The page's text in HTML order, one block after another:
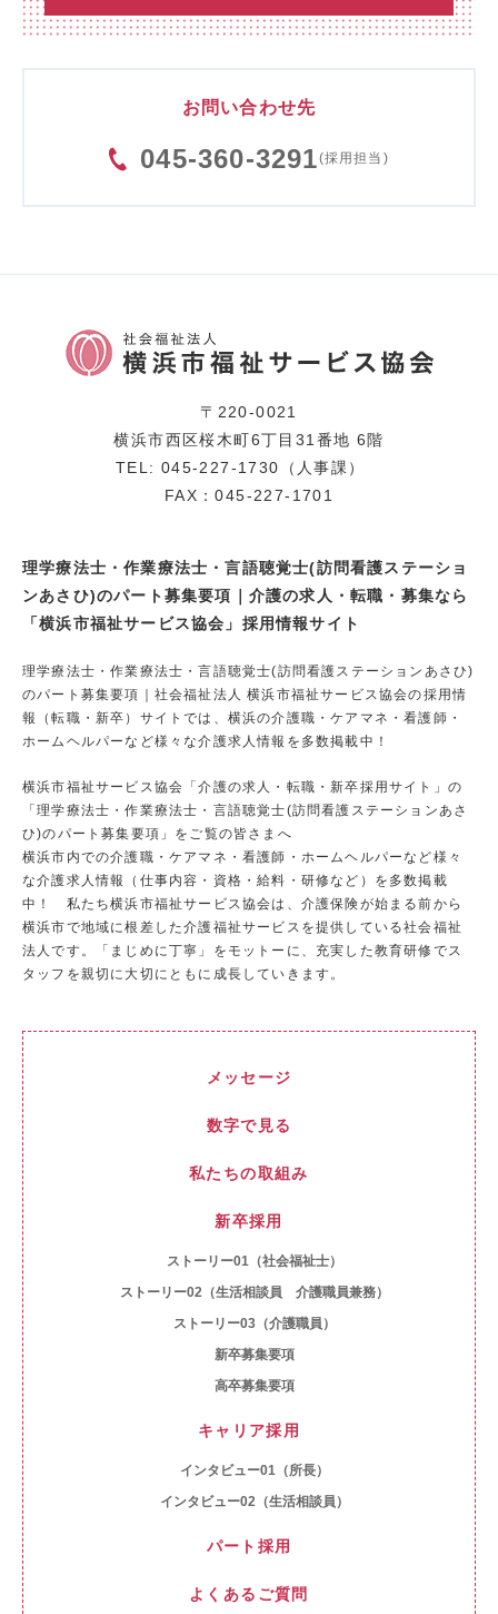
お問い合わせ先
045-360-3291(採用担当)
〒220-0021
横浜市西区桜木町6丁目31番地 6階
TEL: 045-227-1730（人事課）
FAX：045-227-1701
理学療法士・作業療法士・言語聴覚士(訪問看護ステーショ
ンあさひ)のパート募集要項｜介護の求人・転職・募集なら
「横浜市福祉サービス協会」採用情報サイト
理学療法士・作業療法士・言語聴覚士(訪問看護ステーションあさひ)
のパート募集要項｜社会福祉法人 横浜市福祉サービス協会の採用情
報（転職・新卒）サイトでは、横浜の介護職・ケアマネ・看護師・
ホームヘルパーなど様々な介護求人情報を多数掲載中！
横浜市福祉サービス協会「介護の求人・転職・新卒採用サイト」 の
「理学療法士・作業療法士・言語聴覚士(訪問看護ステーションあさ
ひ)のパート募集要項」をご覧の皆さまへ
横浜市内での介護職・ケアマネ・看護師・ホームヘルパーなど様々
な介護求人情報（仕事内容・資格・給料・研修など）を多数掲載
中！ 私たち横浜市福祉サービス協会は、介護保険が始まる前から
横浜市で地域に根差した介護福祉サービスを提供している社会福祉
法人です。「まじめに丁寧」をモットーに、充実した教育研修でス
タッフを親切に大切にともに成長していきます。
メッセージ
数字で見る
私たちの取組み
新卒採用
ストーリー01（社会福祉士）
ストーリー02（生活相談員 介護職員兼務）
ストーリー03（介護職員）
新卒募集要項
高卒募集要項
キャリア採用
インタビュー01（所長）
インタビュー02（生活相談員）
パート採用
よくあるご質問